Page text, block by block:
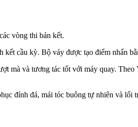
vòng thi bán kết.
cầu kỳ. Bộ váy được tạo điểm nhấn
mà và tương tác tốt với máy quay.
đính đá, mái tóc buông tự nhiên và lối